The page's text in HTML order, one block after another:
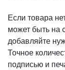
Если товара
может быть на
добавляйте
Точное
подписью и